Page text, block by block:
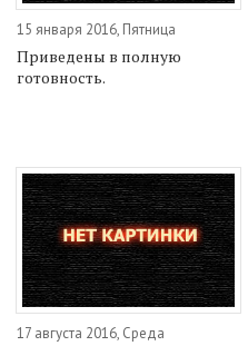
15 января 2016, Пятница
Приведены в полную
готовность.
17 августа 2016, Среда